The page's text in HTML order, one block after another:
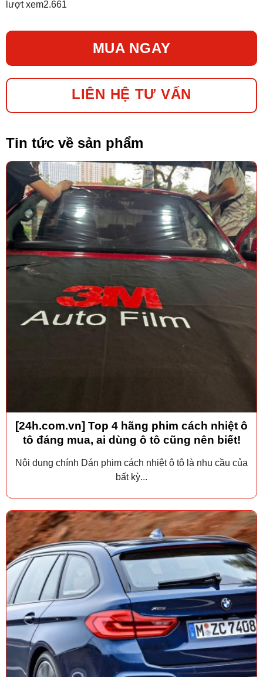
lượt xem2.661
MUA NGAY
LIÊN HỆ TƯ VẤN
Tin tức về sản phẩm
[24h.com.vn] Top 4 hãng phim cách nhiệt ô
tô đáng mua, ai dùng ô tô cũng nên biết!
Nội dung chính Dán phim cách nhiệt ô tô là nhu cầu của
bất kỳ...